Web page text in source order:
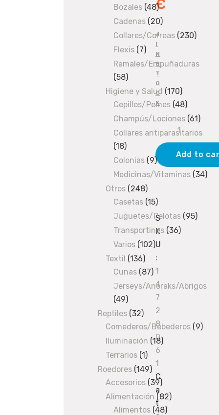
€
4
I
N
S
T
O
C
K
Tira
de
pollo
12cm
quantity
Add to
S
K
U
:
1
4
7
2
8
0
6
1
C
a
t
products
Bozales 4848
products
Cadenas 2020
products
Collares/Correas 230230
Flexis 77
products
Ramales/Empuñaduras
5858
products
Higiene y Salud 170170
products
Cepillos/Peines 4848
products
Champús/Lociones 6161
Collares antiparasitarios
1818
products
Colonias 99
products
Medicinas/Vitaminas 3434
Otros 248248
products
Casetas 1515
products
Juguetes/Pelotas 9595
Transportines 3636
Varios 102102
products
Textil 136136
products
Cunas 8787
products
Jerseys/Anoraks/Abrigos
4949
products
Reptiles 3232
products
Comederos/Bebederos 99
Iluminación 1818
Terrarios 11
product
Roedores 149149
products
Accesorios 3939
products
Alimentación 8282
Alimentos 4848